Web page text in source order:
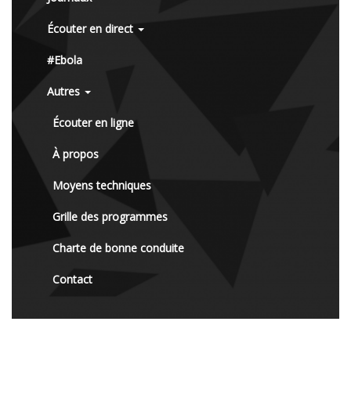
Écouter en direct
#Ebola
Autres
Écouter en ligne
À propos
Moyens techniques
Grille des programmes
Charte de bonne conduite
Contact